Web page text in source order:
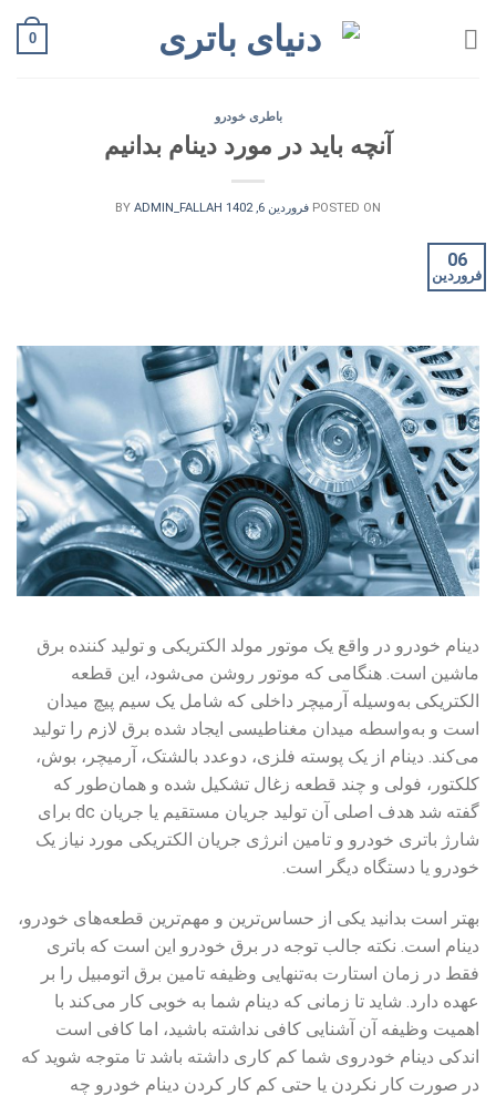
0
باطری خودرو
آنچه باید در مورد دینام بدانیم
POSTED ON فروردین 6, 1402 ADMIN_FALLAH
06
فروردین
دینام خودرو در واقع یک موتور مولد الکتریکی و تولید کننده برق
ماشین است. هنگامی که موتور روشن می‌شود، این قطعه
الکتریکی به‌وسیله آرمیچر داخلی که شامل یک سیم پیچ میدان
است و به‌واسطه میدان مغناطیسی ایجاد شده برق لازم را تولید
می‌کند. دینام از یک پوسته فلزی، دوعدد بالشتک، آرمیچر، بوش،
کلکتور، فولی و چند قطعه زغال تشکیل شده و همان‌طور که
گفته شد هدف اصلی آن تولید جریان مستقیم یا جریان dc برای
شارژ باتری خودرو و تامین انرژی جریان الکتریکی مورد نیاز یک
خودرو یا دستگاه دیگر است.
بهتر است بدانید یکی از حساس‌ترین و مهم‌ترین قطعه‌های خودرو،
دینام است. نکته جالب توجه در برق خودرو این است که باتری
فقط در زمان استارت به‌تنهایی وظیفه تامین برق اتومبیل را بر
عهده دارد. شاید تا زمانی که دینام شما به خوبی کار می‌کند با
اهمیت وظیفه آن آشنایی کافی نداشته باشید، اما کافی است
اندکی دینام خودروی شما کم کاری داشته باشد تا متوجه شوید که
در صورت کار نکردن یا حتی کم کار کردن دینام خودرو چه